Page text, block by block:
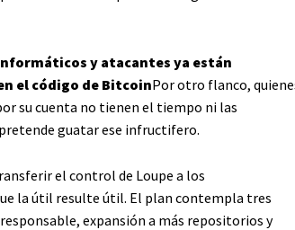
y atacantes ya están
el código de BitcoinPor otro flanco,
su cuenta no tienen el tiempo ni las
guatar ese infructifero.
el control de Loupe a los
la útil resulte útil. El plan contempla tres
expansión a más repositorios y